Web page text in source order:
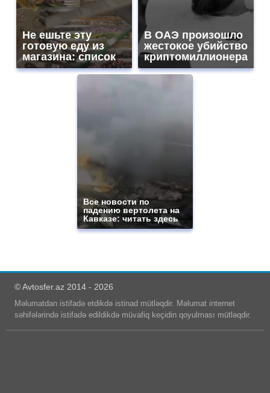
Не ешьте эту
готовую еду из
магазина: список
В ОАЭ произошло
жестокое убийство
криптомиллионера
Все новости по
падению вертолета на
Кавказе: читать здесь
© Avtosfer.az 2014 - 2026
Məlumatdan istifadə etdikdə istinad mütləqdir. Məlumat internet
səhifələrində istifadə edildikdə müvafiq keçidin qoyulması mütləqdir.